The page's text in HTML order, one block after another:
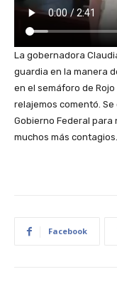
La gobernadora
guardia en la manera
en el semáforo de
relajemos comentó.
Gobierno Federal para
muchos más contagios.
Facebook